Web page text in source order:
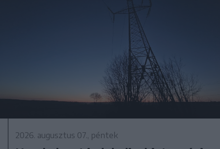
2026. augusztus 07., péntek